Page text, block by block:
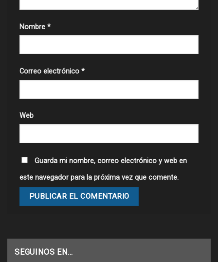
Nombre *
Correo electrónico *
Web
Guarda mi nombre, correo electrónico y web en
este navegador para la próxima vez que comente.
SEGUINOS EN…